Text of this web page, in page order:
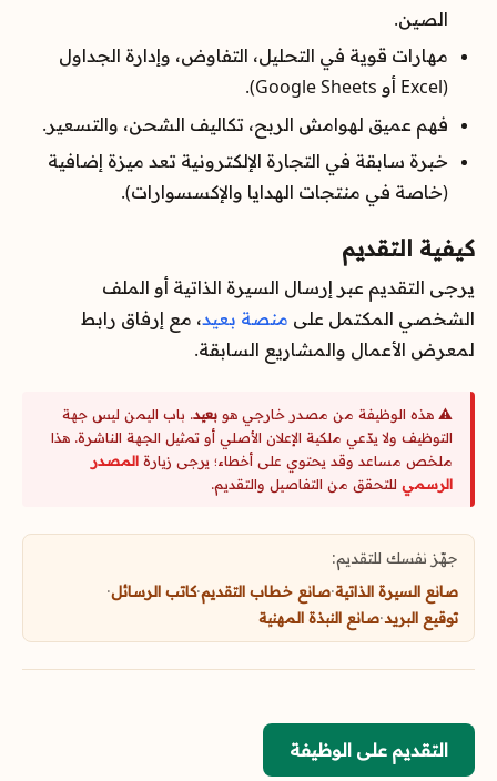
الصين.
مهارات قوية في التحليل، التفاوض، وإدارة الجداول
(Excel أو Google Sheets).
فهم عميق لهوامش الربح، تكاليف الشحن، والتسعير.
خبرة سابقة في التجارة الإلكترونية تعد ميزة إضافية
(خاصة في منتجات الهدايا والإكسسوارات).
كيفية التقديم
يرجى التقديم عبر إرسال السيرة الذاتية أو الملف
الشخصي المكتمل على منصة بعيد، مع إرفاق رابط
لمعرض الأعمال والمشاريع السابقة.
⚠️ هذه الوظيفة من مصدر خارجي هو بعيد. باب اليمن ليس جهة
التوظيف ولا يدّعي ملكية الإعلان الأصلي أو تمثيل الجهة الناشرة. هذا
ملخص مساعد وقد يحتوي على أخطاء؛ يرجى زيارة المصدر
الرسمي للتحقق من التفاصيل والتقديم.
جهّز نفسك للتقديم:
صانع السيرة الذاتية·صانع خطاب التقديم·كاتب الرسائل·
توقيع البريد·صانع النبذة المهنية
التقديم على الوظيفة